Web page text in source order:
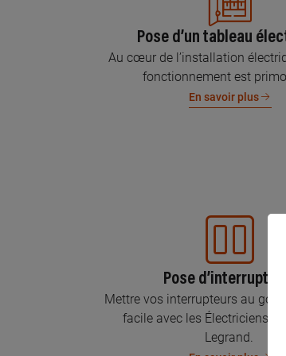
Pose d’un tableau
Au cœur de l’installation
fonctionnement est
En savoir plus
Pose
Mettre vos interrupteurs au goût
facile avec les Électriciens
Legrand.